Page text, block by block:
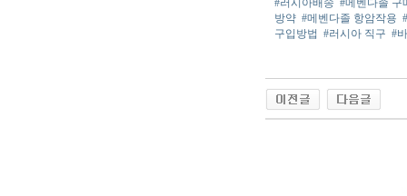
#러시아배송 #메벤다졸 구
방약 #메벤다졸 항암작용
구입방법 #러시아 직구 #